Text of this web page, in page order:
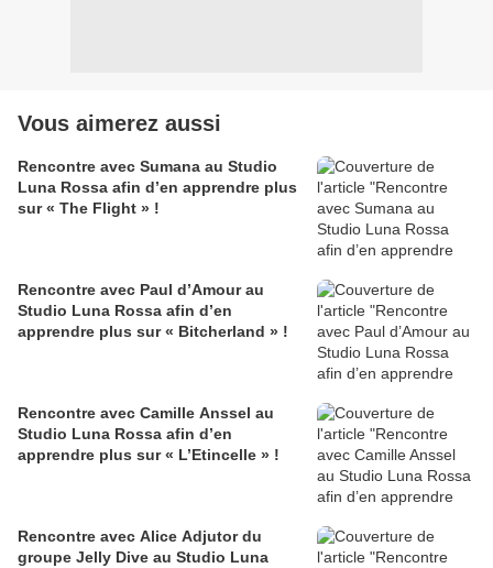
Vous aimerez aussi
Rencontre avec Sumana au Studio
Luna Rossa afin d’en apprendre plus
sur « The Flight » !
Rencontre avec Paul d’Amour au
Studio Luna Rossa afin d’en
apprendre plus sur « Bitcherland » !
Rencontre avec Camille Anssel au
Studio Luna Rossa afin d’en
apprendre plus sur « L’Etincelle » !
Rencontre avec Alice Adjutor du
groupe Jelly Dive au Studio Luna